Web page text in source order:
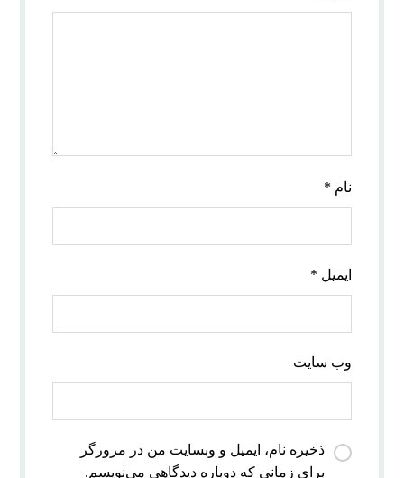
نام *
ایمیل *
وب‌ سایت
ذخیره نام، ایمیل و وبسایت من در مرورگر
برای زمانی که دوباره دیدگاهی می‌نویسم.